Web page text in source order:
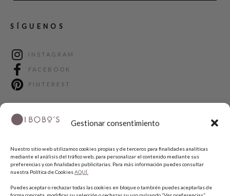
Gestionar consentimiento
Nuestro sitio web utilizamos cookies propias y de terceros para finalidades analíticas
mediante el análisis del tráfico web, para personalizar el contenido mediante sus
preferencias y con finalidades publicitarias. Para más información puedes consultar
nuestra Política de CookiesAQUÍ.
Puedes aceptar o rechazar todas las cookies en bloque o también puedes aceptarlas de
SÍGUENOS
INSTAGRAM
FACEBOOK
PINTEREST
COPYRIGHT © 2026 QUIERO UNAS BOBO'S.